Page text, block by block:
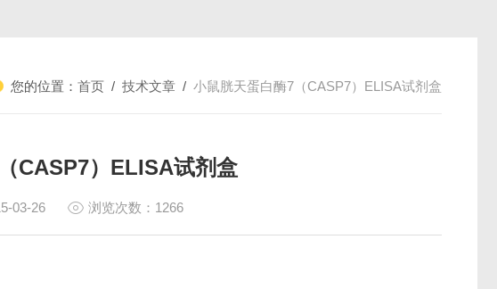
您的位置： 首页 / 技术文章 / 小鼠胱天蛋白酶7（CASP7）ELISA试剂盒
CASP7）ELISA试剂盒
03-26 浏览次数：1266